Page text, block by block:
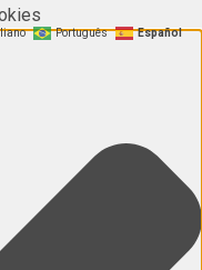
Português Español